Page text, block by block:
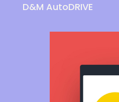
D&M AutoDRIVE